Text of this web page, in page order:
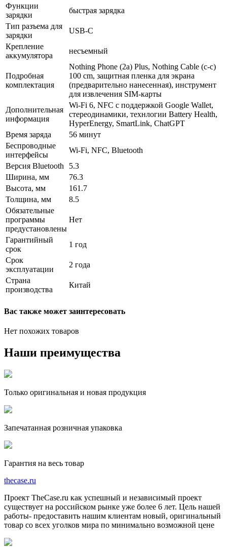
Функции
зарядки
быстрая зарядка
Тип разъема для
зарядки
USB-C
Крепление
аккумулятора
несъемный
Подробная
комплектация
Nothing Phone (2a) Plus, Nothing Cable (c-c)
100 cm, защитная пленка для экрана
(предварительно нанесенная), инструмент
для извлечения SIM-карты
Дополнительная
информация
Wi-Fi 6, NFC с поддержкой Google Wallet,
стереодинамики, технлогии Battery Health,
HyperEnergy, SmartLink, ChatGPT
Время заряда
56 минут
Беспроводные
интерфейсы
Wi-Fi, NFC, Bluetooth
Версия Bluetooth
5.3
Ширина, мм
76.3
Высота, мм
161.7
Толщина, мм
8.5
Обязательные
программы
предустановлены
Нет
Гарантийный
срок
1 год
Срок
эксплуатации
2 года
Страна
производства
Китай
Вас также может заинтересовать
Нет похожих товаров
Наши преимущества
Только оригинальная и новая продукция
Запечатанная розничная упаковка
Гарантия на весь товар
thecase.ru
Проект TheCase.ru как успешный и независимый проект
существует на российском рынке уже более 6 лет. Цель нашей
работы- предоставить нашим клиентам новый, оригинальный
товар со всех уголков мира по минимально возможной цене